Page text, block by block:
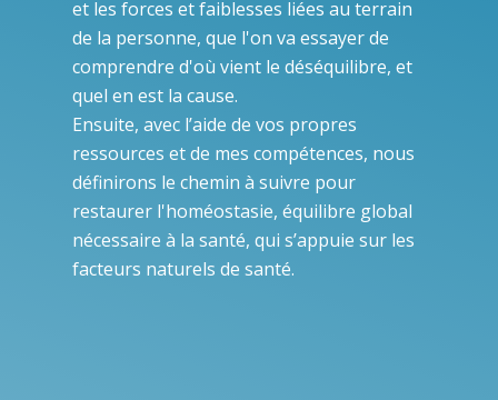
et les forces et faiblesses liées au terrain
de la personne, que l'on va essayer de
comprendre d'où vient le déséquilibre, et
quel en est la cause.
Ensuite, avec l’aide de vos propres
ressources et de mes compétences, nous
définirons le chemin à suivre pour
restaurer l'homéostasie, équilibre global
nécessaire à la santé, qui s’appuie sur les
facteurs naturels de santé.